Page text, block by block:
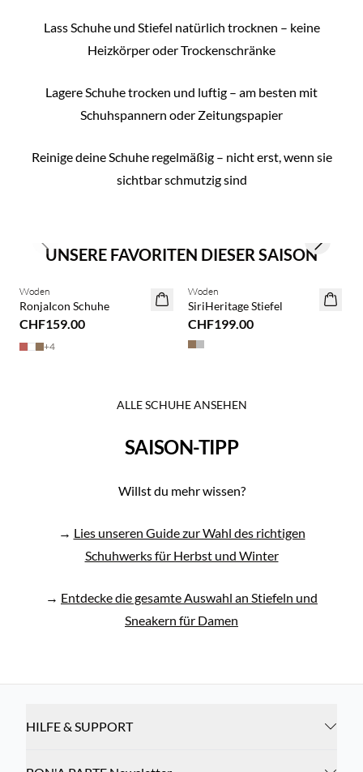
Lass Schuhe und Stiefel natürlich trocknen – keine
Heizkörper oder Trockenschränke
Lagere Schuhe trocken und luftig – am besten mit
Schuhspannern oder Zeitungspapier
Reinige deine Schuhe regelmäßig – nicht erst, wenn sie
sichtbar schmutzig sind
UNSERE FAVORITEN DIESER SAISON
Woden
RonjaIcon Schuhe
CHF159.00
+4
Woden
SiriHeritage Stiefel
CHF199.00
Previous slide Next
ALLE SCHUHE ANSEHEN
SAISON-TIPP
Willst du mehr wissen?
→ Lies unseren Guide zur Wahl des richtigen
Schuhwerks für Herbst und Winter
→ Entdecke die gesamte Auswahl an Stiefeln und
Sneakern für Damen
HILFE & SUPPORT